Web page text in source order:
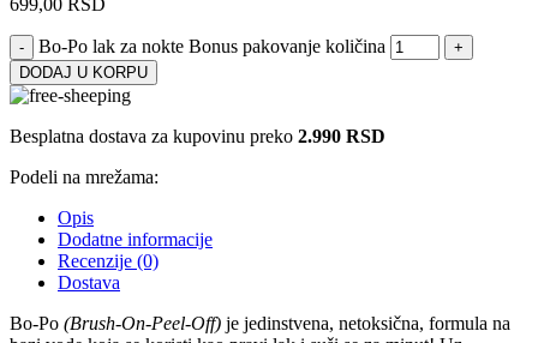
699,00 RSD
Bo-Po lak za nokte Bonus pakovanje količina
DODAJ U KORPU
Besplatna dostava za kupovinu preko 2.990 RSD
Podeli na mrežama:
Opis
Dodatne informacije
Recenzije (0)
Dostava
Bo-Po (Brush-On-Peel-Off) je jedinstvena, netoksična, formula na